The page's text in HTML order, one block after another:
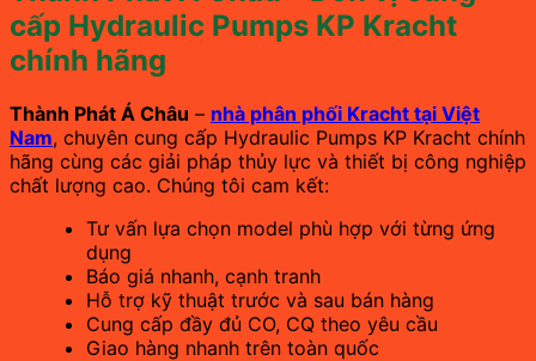
cấp Hydraulic Pumps KP Kracht
chính hãng
Thành Phát Á Châu – nhà phân phối Kracht tại Việt
Nam, chuyên cung cấp Hydraulic Pumps KP Kracht chính
hãng cùng các giải pháp thủy lực và thiết bị công nghiệp
chất lượng cao. Chúng tôi cam kết:
Tư vấn lựa chọn model phù hợp với từng ứng
dụng
Báo giá nhanh, cạnh tranh
Hỗ trợ kỹ thuật trước và sau bán hàng
Cung cấp đầy đủ CO, CQ theo yêu cầu
Giao hàng nhanh trên toàn quốc